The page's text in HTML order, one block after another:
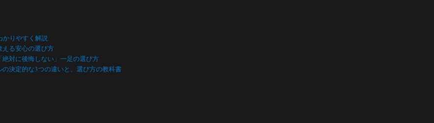
かりやすく解説
える安心の選び方
対に後悔しない」一足の選び方
決定的な3つの違いと、選び方の教科書